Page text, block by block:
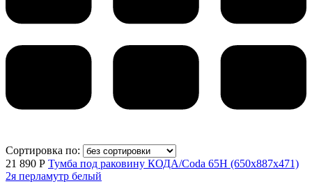
Сортировка по:
21 890 Р Тумба под раковину КОДА/Coda 65Н (650х887х471)
2я перламутр белый